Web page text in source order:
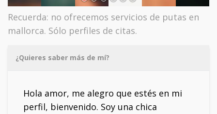
Recuerda: no ofrecemos servicios de putas en
mallorca. Sólo perfiles de citas.
¿Quieres saber más de mí?
Hola amor, me alegro que estés en mi
perfil, bienvenido. Soy una chica